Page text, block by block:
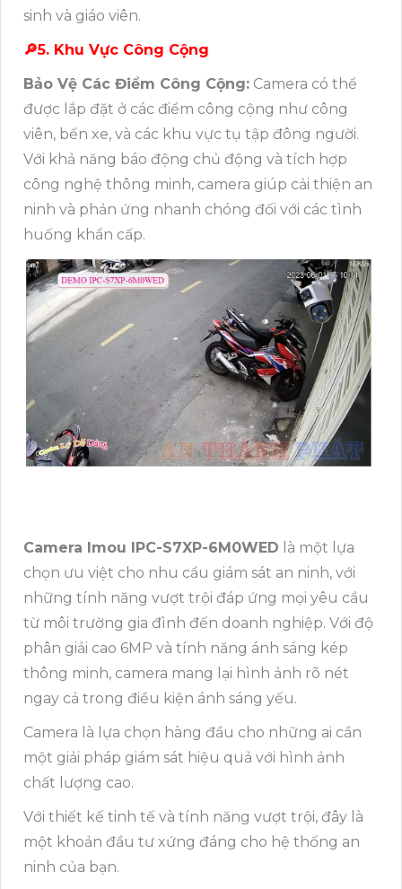
sinh và giáo viên.
🔎5. Khu Vực Công Cộng
Bảo Vệ Các Điểm Công Cộng: Camera có thể
được lắp đặt ở các điểm công cộng như công
viên, bến xe, và các khu vực tụ tập đông người.
Với khả năng báo động chủ động và tích hợp
công nghệ thông minh, camera giúp cải thiện an
ninh và phản ứng nhanh chóng đối với các tình
huống khẩn cấp.
Camera Imou IPC-S7XP-6M0WED là một lựa
chọn ưu việt cho nhu cầu giám sát an ninh, với
những tính năng vượt trội đáp ứng mọi yêu cầu
từ môi trường gia đình đến doanh nghiệp. Với độ
phân giải cao 6MP và tính năng ánh sáng kép
thông minh, camera mang lại hình ảnh rõ nét
ngay cả trong điều kiện ánh sáng yếu.
Camera là lựa chọn hàng đầu cho những ai cần
một giải pháp giám sát hiệu quả với hình ảnh
chất lượng cao.
Với thiết kế tinh tế và tính năng vượt trội, đây là
một khoản đầu tư xứng đáng cho hệ thống an
ninh của bạn.